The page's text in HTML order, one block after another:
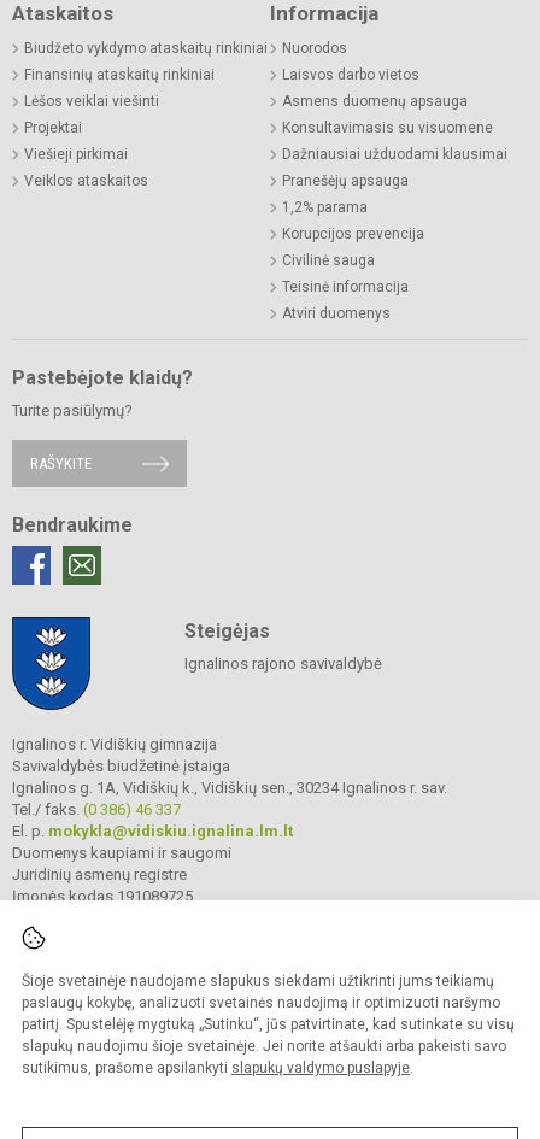
Šioje svetainėje naudojame slapukus siekdami užtikrinti jums teikiamų
paslaugų kokybę, analizuoti svetainės naudojimą ir optimizuoti naršymo
patirtį. Spustelėję mygtuką „Sutinku“, jūs patvirtinate, kad sutinkate su visų
slapukų naudojimu šioje svetainėje. Jei norite atšaukti arba pakeisti savo
sutikimus, prašome apsilankyti slapukų valdymo puslapyje.
Ataskaitos
Biudžeto vykdymo ataskaitų rinkiniai
Finansinių ataskaitų rinkiniai
Lėšos veiklai viešinti
Projektai
Viešieji pirkimai
Veiklos ataskaitos
Informacija
Nuorodos
Laisvos darbo vietos
Asmens duomenų apsauga
Konsultavimasis su visuomene
Dažniausiai užduodami klausimai
Pranešėjų apsauga
1,2% parama
Korupcijos prevencija
Civilinė sauga
Teisinė informacija
Atviri duomenys
Pastebėjote klaidų?
Turite pasiūlymų?
RAŠYKITE
Bendraukime
Steigėjas
Ignalinos rajono savivaldybė
Ignalinos r. Vidiškių gimnazija
Savivaldybės biudžetinė įstaiga
Ignalinos g. 1A, Vidiškių k., Vidiškių sen., 30234 Ignalinos r. sav.
Tel./ faks. (0 386) 46 337
El. p. mokykla@vidiskiu.ignalina.lm.lt
Duomenys kaupiami ir saugomi
Juridinių asmenų registre
Įmonės kodas 191089725
© 2025. Ignalinos r. Vidiškių gimnazija. Visos teisės saugomos.
Kopijuoti turinį be raštiško gimnazijos sutikimo griežtai draudžiama.
Prieinamumo paraiška Slapukų valdymas
Sumanus būdas atnaujinti